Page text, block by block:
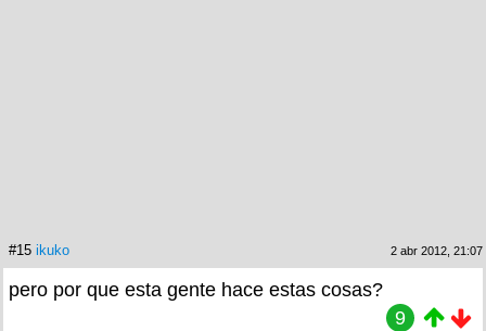
#15 ikuko 2 abr 2012, 21:07
pero por que esta gente hace estas cosas?
9